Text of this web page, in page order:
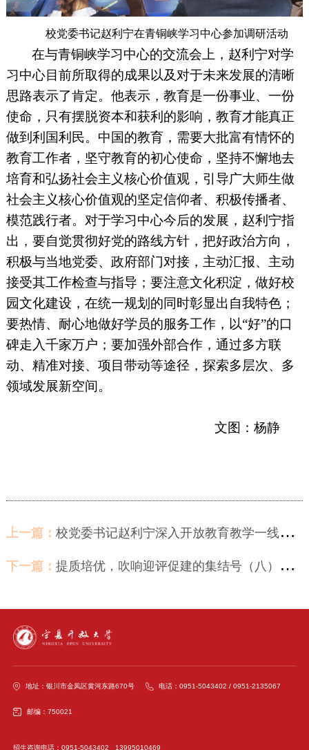
校党委书记赵利宁在青铜峡学习中心参加调研活动
在与青铜峡学习中心的交流会上，赵利宁对学
习中心目前所取得的成果以及对于未来发展的清晰
思路表示了肯定。他表示，教育是一份事业、一份
使命，只有摆脱资本和获利的影响，教育才能真正
做到利国利民。中国的教育，需要大批富有情怀的
教育工作者，坚守教育的初心使命，坚持不懈地去
培育和弘扬社会主义核心价值观，引导广大师生做
社会主义核心价值观的坚定信仰者、积极传播者、
模范践行者。对于学习中心今后的发展，赵利宁指
出，要自觉贯彻好党的路线方针，把好政治方向，
积极与当地党委、政府部门对接，主动汇报、主动
接受其工作检查与指导；要注意文化积淀，做好校
园文化建设，在统一规划的同时彰显出自我特色；
要热情、耐心地做好学员的服务工作，以“好”的口
碑走入千家万户；要加强外部合作，通过多方联
动、精准对接、项目带动等途径，探索多层次、多
领域发展新空间。
文图：杨静
上一篇： 校党委书记赵利宁深入开放教育教学一线开展调研
下一篇： 提质培优，吹响迎评促建的集结号（八）——宁夏开放大学召开2022年开放教育综合教学检查暨办学评估调研培训会
地址：银川市金凤区黄河东路670号 电话：0951-5043402 / 0951-2135067
邮编：750021
招生咨询电话：0951-5043402 13995010469